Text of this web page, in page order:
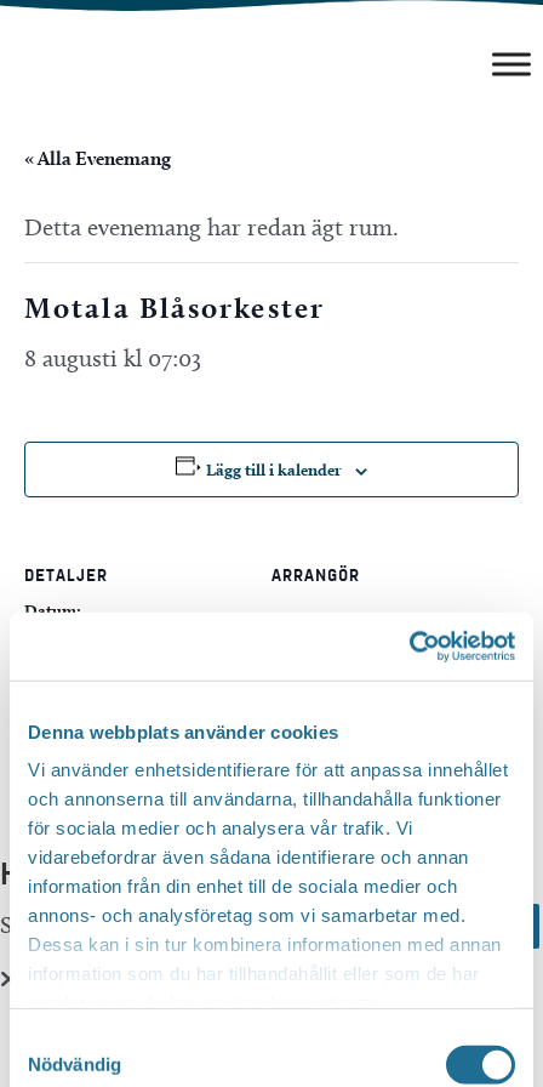
Denna webbplats använder cookies
Vi använder enhetsidentifierare för att anpassa innehållet
och annonserna till användarna, tillhandahålla funktioner
för sociala medier och analysera vår trafik. Vi
vidarebefordrar även sådana identifierare och annan
information från din enhet till de sociala medier och
annons- och analysföretag som vi samarbetar med.
Dessa kan i sin tur kombinera informationen med annan
information som du har tillhandahållit eller som de har
Nödvändig
Hoppa
« Alla Evenemang
Detta evenemang har redan ägt rum.
Motala Blåsorkester
8 augusti kl 07:03
Lägg till i kalender
DETALJER
Datum:
Tid:
07:03
ARRANGÖR
Hittar du inte vad du söker?
Sök här... Search